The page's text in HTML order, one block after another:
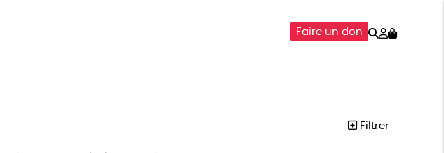
Faire un don Rechercher
Mon
Filtrer